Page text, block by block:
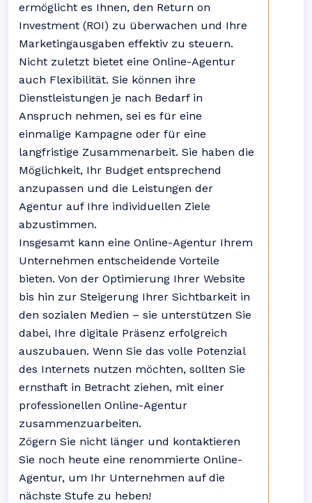
ermöglicht es Ihnen, den Return on
Investment (ROI) zu überwachen und Ihre
Marketingausgaben effektiv zu steuern.
Nicht zuletzt bietet eine Online-Agentur
auch Flexibilität. Sie können ihre
Dienstleistungen je nach Bedarf in
Anspruch nehmen, sei es für eine
einmalige Kampagne oder für eine
langfristige Zusammenarbeit. Sie haben die
Möglichkeit, Ihr Budget entsprechend
anzupassen und die Leistungen der
Agentur auf Ihre individuellen Ziele
abzustimmen.
Insgesamt kann eine Online-Agentur Ihrem
Unternehmen entscheidende Vorteile
bieten. Von der Optimierung Ihrer Website
bis hin zur Steigerung Ihrer Sichtbarkeit in
den sozialen Medien – sie unterstützen Sie
dabei, Ihre digitale Präsenz erfolgreich
auszubauen. Wenn Sie das volle Potenzial
des Internets nutzen möchten, sollten Sie
ernsthaft in Betracht ziehen, mit einer
professionellen Online-Agentur
zusammenzuarbeiten.
Zögern Sie nicht länger und kontaktieren
Sie noch heute eine renommierte Online-
Agentur, um Ihr Unternehmen auf die
nächste Stufe zu heben!